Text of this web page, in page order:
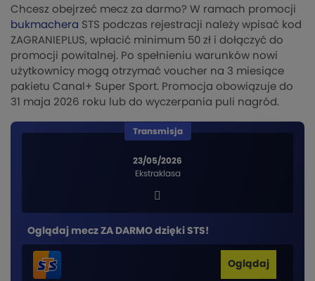
Chcesz obejrzeć mecz za darmo? W ramach promocji
bukmachera STS podczas rejestracji należy wpisać kod
ZAGRANIEPLUS, wpłacić minimum 50 zł i dołączyć do
promocji powitalnej. Po spełnieniu warunków nowi
użytkownicy mogą otrzymać voucher na 3 miesiące
pakietu Canal+ Super Sport. Promocja obowiązuje do
31 maja 2026 roku lub do wyczerpania puli nagród.
23/05/2026
Ekstraklasa
Transmisja
Oglądaj mecz ZA DARMO dzięki STS!
Oglądaj